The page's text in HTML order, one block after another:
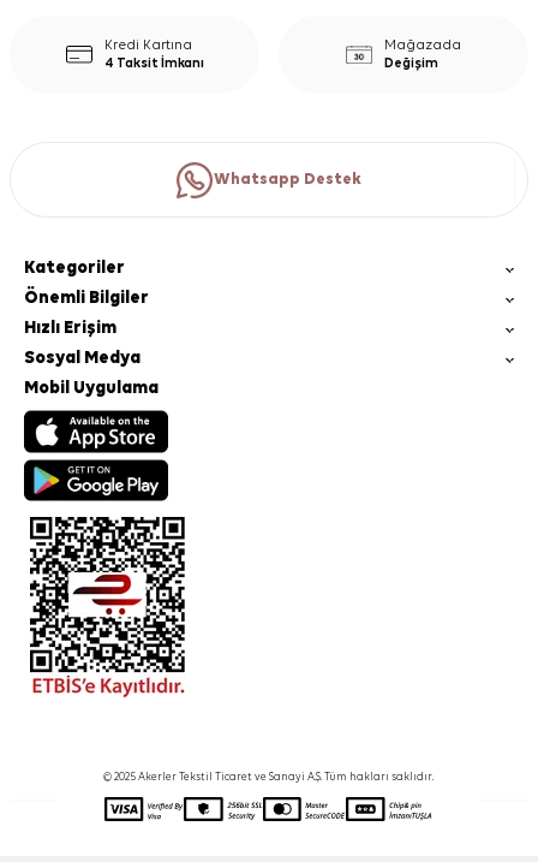
Kredi Kartına
4 Taksit İmkanı
Mağazada
Değişim
Whatsapp Destek
Kategoriler
Önemli Bilgiler
Hızlı Erişim
Sosyal Medya
Mobil Uygulama
© 2025 Akerler Tekstil Ticaret ve Sanayi A.Ş. Tüm hakları saklıdır.